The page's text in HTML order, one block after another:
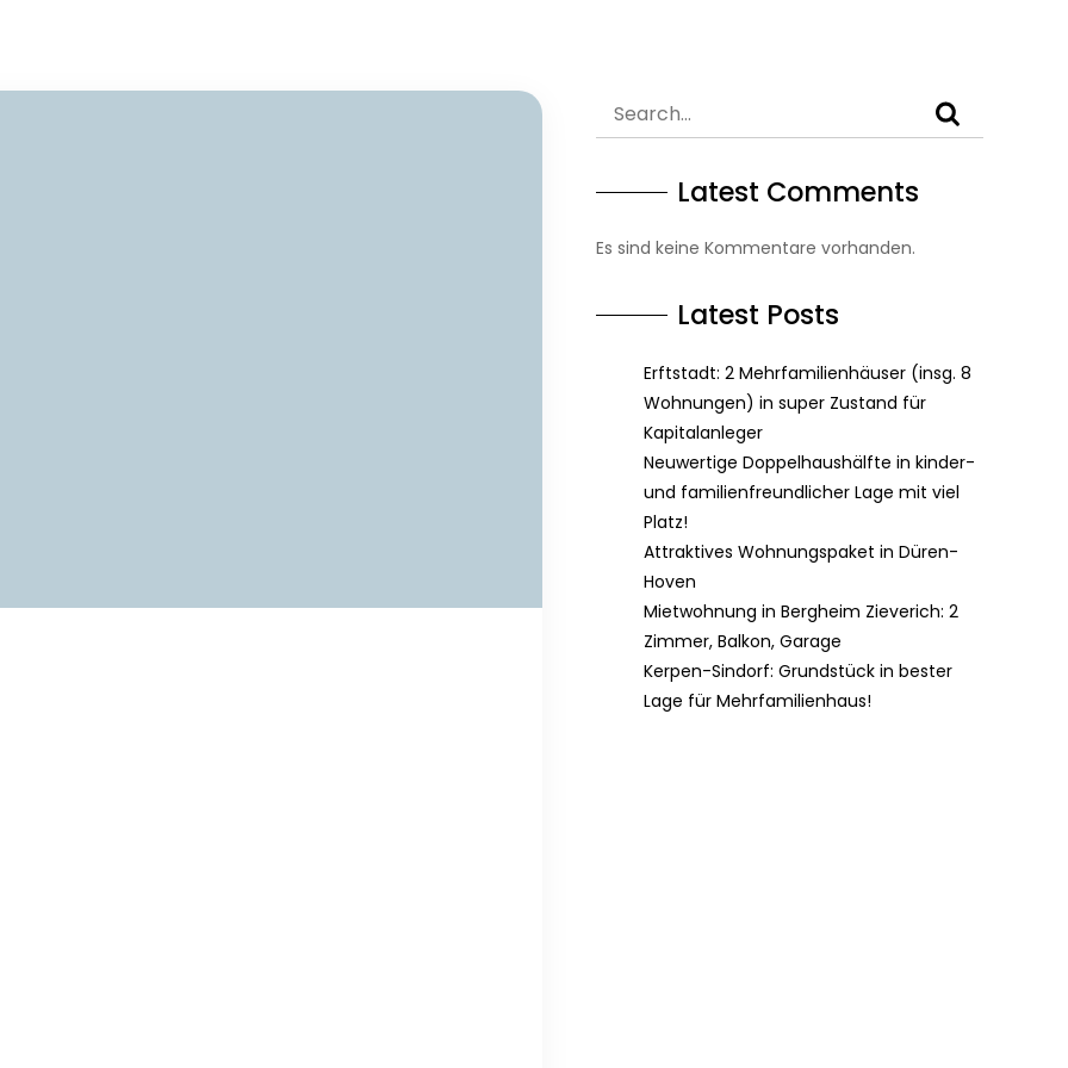
Latest Comments
Es sind keine Kommentare vorhanden.
Latest Posts
Erftstadt: 2 Mehrfamilienhäuser (insg. 8
Wohnungen) in super Zustand für
Kapitalanleger
Neuwertige Doppelhaushälfte in kinder-
und familienfreundlicher Lage mit viel
Platz!
Attraktives Wohnungspaket in Düren-
Hoven
Mietwohnung in Bergheim Zieverich: 2
Zimmer, Balkon, Garage
Kerpen-Sindorf: Grundstück in bester
Lage für Mehrfamilienhaus!